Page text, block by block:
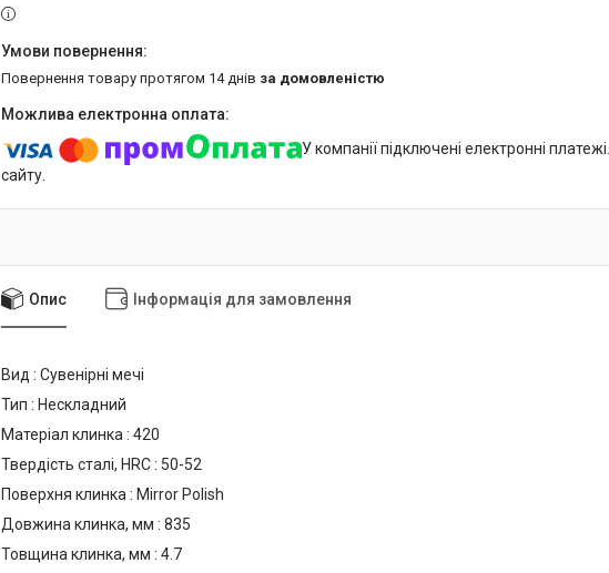
повернення товару протягом 14 днів за домовленістю
У компанії підключені електронні
сайту.
Опис Інформація для замовлення
Вид : Сувенірні мечі
Тип : Нескладний
Матеріал клинка : 420
Твердість сталі, HRC : 50-52
Поверхня клинка : Mirror Polish
Довжина клинка, мм : 835
Товщина клинка, мм : 4.7